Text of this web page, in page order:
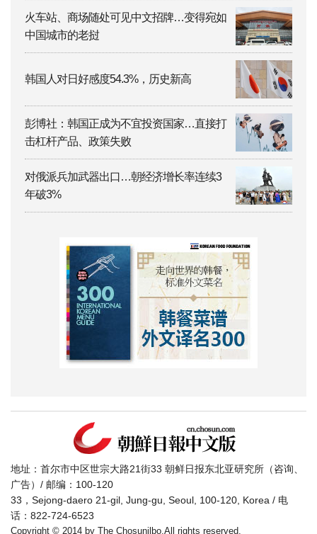
火车站、商场随处可见中文招牌…变得宛如
中国城市的老挝
韩国人对日好感度54.3%，历史新高
彭博社：韩国正成为不宜投资国家…直接打
击杠杆产品、政策失败
对俄派兵加武器出口…朝经济增长率连续3
年破3%
地址：首尔市中区世宗大路21街33 朝鲜日报东北亚研究所（咨询、
广告）/ 邮编：100-120
33，Sejong-daero 21-gil, Jung-gu, Seoul, 100-120, Korea / 电
话：822-724-6523
Copyright © 2014 by The Chosunilbo.All rights reserved.